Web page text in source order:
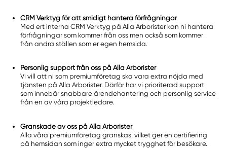
CRM Verktyg för att smidigt hantera förfrågningar
Med ert interna CRM Verktyg på Alla Arborister kan ni hantera
förfrågningar som kommer från oss men också som kommer
från andra ställen som er egen hemsida.
Personlig support från oss på Alla Arborister
Vi vill att ni som premiumföretag ska vara extra nöjda med
tjänsten på Alla Arborister. Därför har vi prioriterad support
som innebär snabbare ärendehantering och personlig service
från en av våra projektledare.
Granskade av oss på Alla Arborister
Alla våra premiumföretag granskas, vilket ger en certifiering
på hemsidan som inger extra mycket trygghet för besökare.